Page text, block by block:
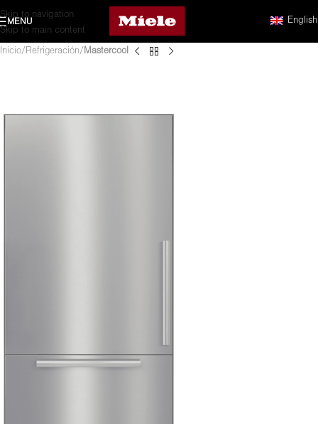
Skip to navigation
Skip to main content
MENU English
Inicio Refrigeración Mastercool